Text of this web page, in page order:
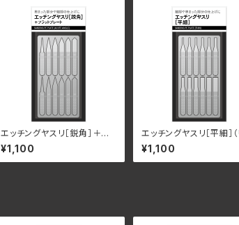
エッチングヤスリ［鋭角］＋フラ
ットプレート（リニューアル）
¥1,100
エッチングヤスリ［平細］
ューアル）
¥1,100